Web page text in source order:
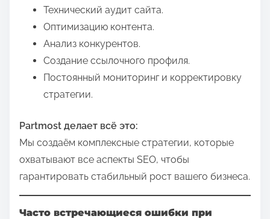
Технический аудит сайта.
Оптимизацию контента.
Анализ конкурентов.
Создание ссылочного профиля.
Постоянный мониторинг и корректировку
стратегии.
Partmost делает всё это:
Мы создаём комплексные стратегии, которые
охватывают все аспекты SEO, чтобы
гарантировать стабильный рост вашего бизнеса.
Часто встречающиеся ошибки при